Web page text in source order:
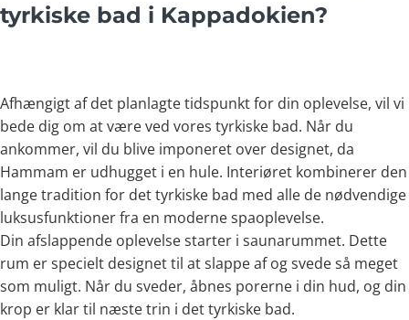
tyrkiske bad i Kappadokien?
Afhængigt af det planlagte tidspunkt for din oplevelse, vil vi
bede dig om at være ved vores tyrkiske bad. Når du
ankommer, vil du blive imponeret over designet, da
Hammam er udhugget i en hule. Interiøret kombinerer den
lange tradition for det tyrkiske bad med alle de nødvendige
luksusfunktioner fra en moderne spaoplevelse.
Din afslappende oplevelse starter i saunarummet. Dette
rum er specielt designet til at slappe af og svede så meget
som muligt. Når du sveder, åbnes porerne i din hud, og din
krop er klar til næste trin i det tyrkiske bad.